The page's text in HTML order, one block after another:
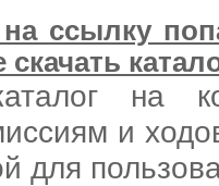
ссылку
скачать
на
и
для